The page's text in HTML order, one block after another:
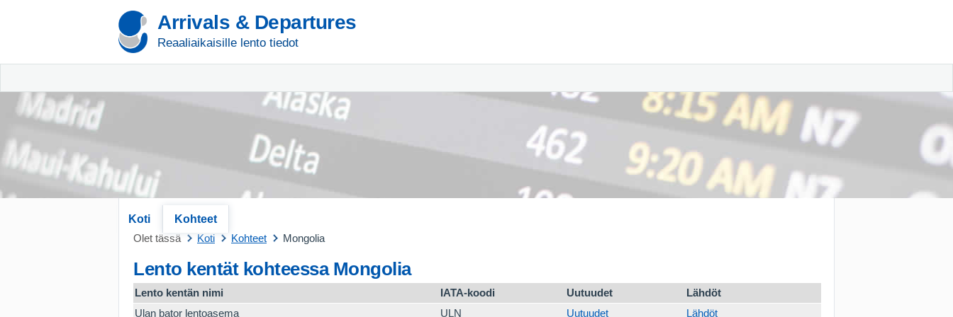
Arrivals & Departures
Reaaliaikaisille lento tiedot
Koti
Kohteet
Olet tässä
Koti Kohteet Mongolia
Lento kentät kohteessa Mongolia
Lento kentän nimi IATA-koodi Uutuudet
Lähdöt
Ulan bator lentoasema
ULN Uutuudet Lähdöt